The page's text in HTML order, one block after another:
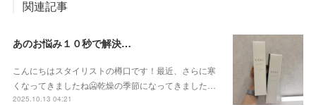
関連記事
あのお悩み１０秒で解決…
こんにちはスタイリストの樽口です！最近、さらに寒
くなってきましたね🥶乾燥の季節になってきました…
2025.10.13 04:21